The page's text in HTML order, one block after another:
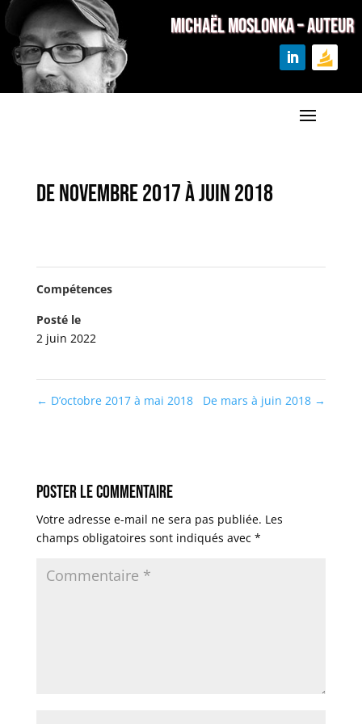
MICHAËL MOSLONKA – Auteur
De novembre 2017 à juin 2018
Compétences
Posté le
2 juin 2022
← D’octobre 2017 à mai 2018 De mars à juin 2018 →
Poster le commentaire
Votre adresse e-mail ne sera pas publiée. Les
champs obligatoires sont indiqués avec *